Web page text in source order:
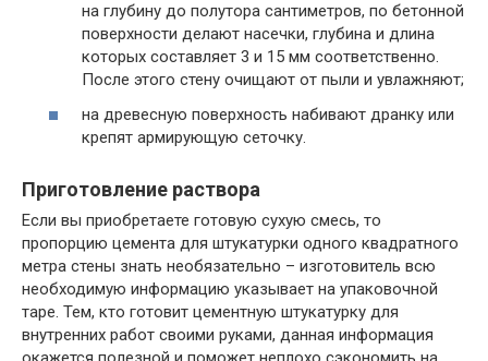
на глубину до полутора сантиметров, по бетонной
поверхности делают насечки, глубина и длина
которых составляет 3 и 15 мм соответственно.
После этого стену очищают от пыли и увлажняют;
на древесную поверхность набивают дранку или
крепят армирующую сеточку.
Приготовление раствора
Если вы приобретаете готовую сухую смесь, то
пропорцию цемента для штукатурки одного квадратного
метра стены знать необязательно – изготовитель всю
необходимую информацию указывает на упаковочной
таре. Тем, кто готовит цементную штукатурку для
внутренних работ своими руками, данная информация